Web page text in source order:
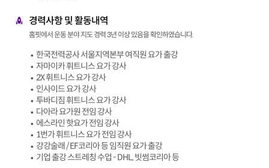
경력사항 및 활동내역
홈핏에서 운동 분야 지도 경력 3년 이상 있음을 확인하였습니다.
한국전력공사 서울지역본부 여직원 요가 출강
자마이카 휘트니스 요가 강사
2X 휘트니스 요가 강사
인사이드 요가 강사
투바디짐 휘트니스 요가 강사
다아라 요가원 전임 강사
에스라인 핫요가 전임 강사
1번가 휘트니스 요가 전임 강사
강강술래 / EF코리아 등 임직원 요가 출강
기업 출강 스트레칭 수업 - DHL, 빗썸코리아 등